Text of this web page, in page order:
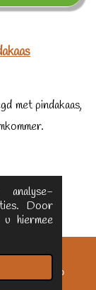
Door
hiermee
met pindakaas,
WhatsApp